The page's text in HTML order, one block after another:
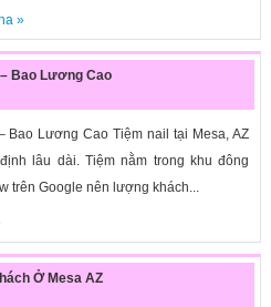
»
Bao Lương Cao
Bao Lương Cao Tiệm nail tại Mesa, AZ
lâu dài. Tiệm nằm trong khu đông
trên Google nên lượng khách...
Ở Mesa AZ